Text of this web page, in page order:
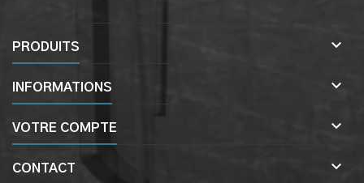
PRODUITS 
INFORMATIONS 
VOTRE COMPTE 
CONTACT 